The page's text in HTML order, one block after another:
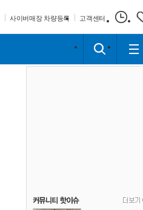
사이버매장 차량등록 고객센터